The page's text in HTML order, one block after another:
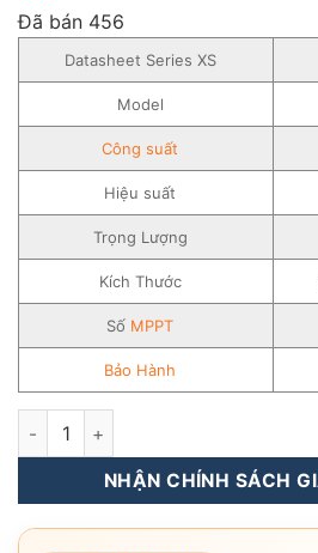
Đã bán 456
Datasheet Series XS
Model
Công suất
Hiệu suất
Trọng Lượng
Kích Thước
Số MPPT
Bảo Hành
Inverter Goodwe 0.7-3KW - 1 pha
NHẬN CHÍNH SÁCH